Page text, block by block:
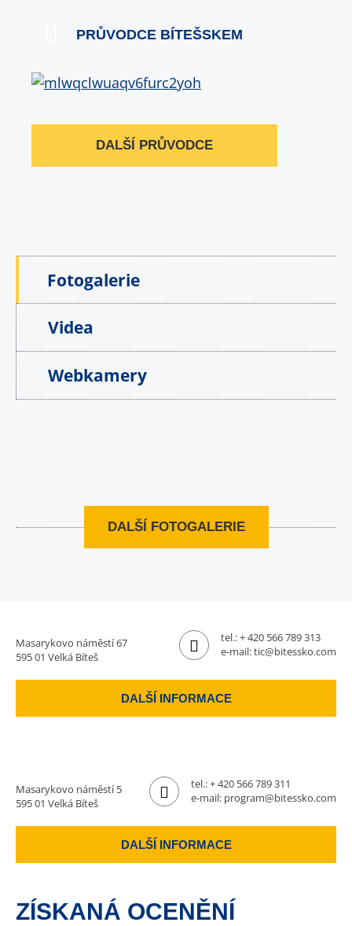
PRŮVODCE BÍTEŠSKEM
DALŠÍ PRŮVODCE
Fotogalerie
Videa
Webkamery
DALŠÍ FOTOGALERIE
Masarykovo náměstí 67
595 01 Velká Bíteš
tel.:+ 420 566 789 313
e-mail:tic@bitessko.com
DALŠÍ INFORMACE
Masarykovo náměstí 5
595 01 Velká Bíteš
tel.:+ 420 566 789 311
e-mail: program@bitessko.com
DALŠÍ INFORMACE
ZÍSKANÁ OCENĚNÍ